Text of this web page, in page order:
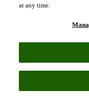
at any time.